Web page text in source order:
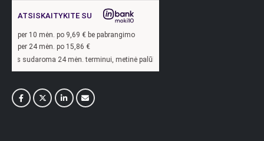
ATSISKAITYKITE SU
per 10 mėn. po 9,69 € be pabrangimo
per 24 mėn. po 15,86 €
24 mėn. terminui, metinė palūkanų norma – 13,9